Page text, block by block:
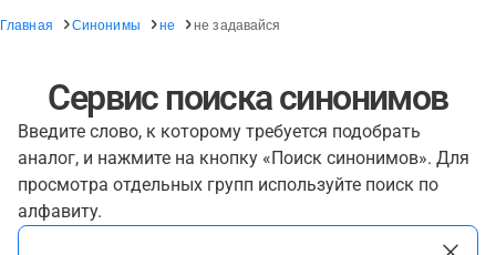
Главная Синонимы не не задавайся
Сервис поиска синонимов
Введите слово, к которому требуется подобрать
аналог, и нажмите на кнопку «Поиск синонимов». Для
просмотра отдельных групп используйте поиск по
алфавиту.